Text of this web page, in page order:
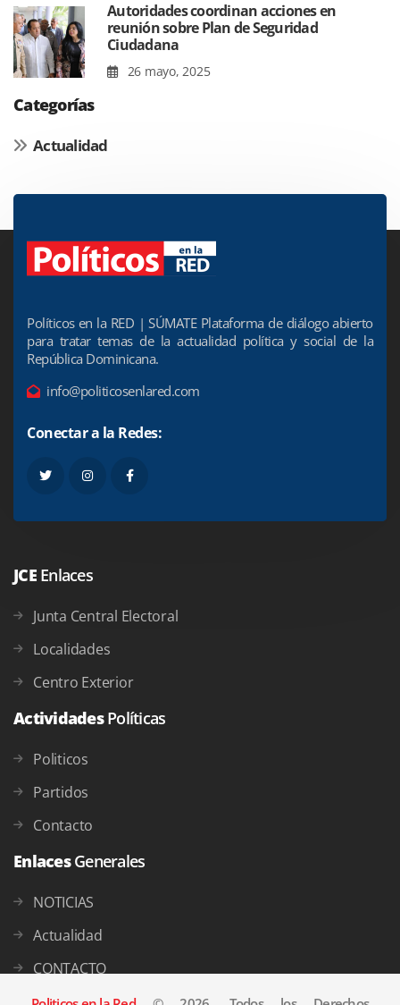
Autoridades coordinan acciones en
reunión sobre Plan de Seguridad
Ciudadana
26 mayo, 2025
Categorías
Actualidad
Políticos en la RED | SÚMATE Plataforma de diálogo abierto
para tratar temas de la actualidad política y social de la
República Dominicana.
info@politicosenlared.com
Conectar a la Redes:
JCE Enlaces
Junta Central Electoral
Localidades
Centro Exterior
ActividadesPolíticas
Politicos
Partidos
Contacto
EnlacesGenerales
NOTICIAS
Actualidad
CONTACTO